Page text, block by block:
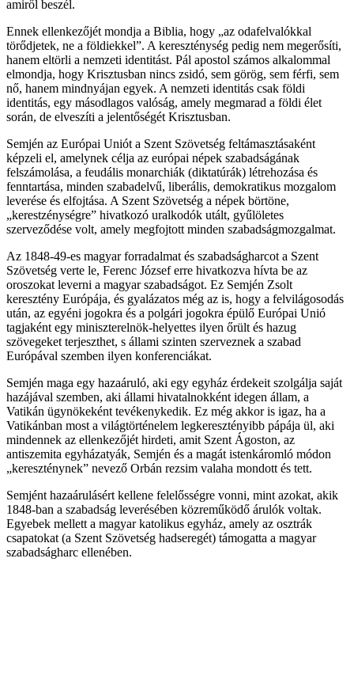
amiről beszél.
Ennek ellenkezőjét mondja a Biblia, hogy „az odafelvalókkal
törődjetek, ne a földiekkel”. A kereszténység pedig nem megerősíti,
hanem eltörli a nemzeti identitást. Pál apostol számos alkalommal
elmondja, hogy Krisztusban nincs zsidó, sem görög, sem férfi, sem
nő, hanem mindnyájan egyek. A nemzeti identitás csak földi
identitás, egy másodlagos valóság, amely megmarad a földi élet
során, de elveszíti a jelentőségét Krisztusban.
Semjén az Európai Uniót a Szent Szövetség feltámasztásaként
képzeli el, amelynek célja az európai népek szabadságának
felszámolása, a feudális monarchiák (diktatúrák) létrehozása és
fenntartása, minden szabadelvű, liberális, demokratikus mozgalom
leverése és elfojtása. A Szent Szövetség a népek börtöne,
„kerestzénységre” hivatkozó uralkodók utált, gyűlöletes
szerveződése volt, amely megfojtott minden szabadságmozgalmat.
Az 1848-49-es magyar forradalmat és szabadságharcot a Szent
Szövetség verte le, Ferenc József erre hivatkozva hívta be az
oroszokat leverni a magyar szabadságot. Ez Semjén Zsolt
keresztény Európája, és gyalázatos még az is, hogy a felvilágosodás
után, az egyéni jogokra és a polgári jogokra épülő Európai Unió
tagjaként egy miniszterelnök-helyettes ilyen őrült és hazug
szövegeket terjeszthet, s állami szinten szerveznek a szabad
Európával szemben ilyen konferenciákat.
Semjén maga egy hazaáruló, aki egy egyház érdekeit szolgálja saját
hazájával szemben, aki állami hivatalnokként idegen állam, a
Vatikán ügynökeként tevékenykedik. Ez még akkor is igaz, ha a
Vatikánban most a világtörténelem legkeresztényibb pápája ül, aki
mindennek az ellenkezőjét hirdeti, amit Szent Ágoston, az
antiszemita egyházatyák, Semjén és a magát istenkáromló módon
„kereszténynek” nevező Orbán rezsim valaha mondott és tett.
Semjént hazaárulásért kellene felelősségre vonni, mint azokat, akik
1848-ban a szabadság leverésében közreműködő árulók voltak.
Egyebek mellett a magyar katolikus egyház, amely az osztrák
csapatokat (a Szent Szövetség hadseregét) támogatta a magyar
szabadságharc ellenében.